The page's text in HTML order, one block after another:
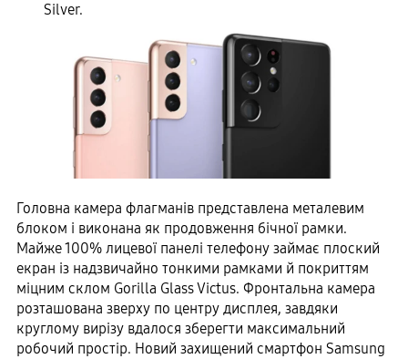
Silver.
Головна камера флагманів представлена ​​металевим
блоком і виконана як продовження бічної рамки.
Майже 100% лицевої панелі телефону займає плоский
екран із надзвичайно тонкими рамками й покриттям
міцним склом Gorilla Glass Victus. Фронтальна камера
розташована зверху по центру дисплея, завдяки
круглому вирізу вдалося зберегти максимальний
робочий простір. Новий захищений смартфон Samsung